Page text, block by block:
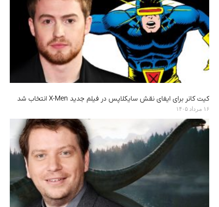
کیت کانر برای ایفای نقش سایکلاپس در فیلم جدید X-Men انتخاب شد
۱۶ مرداد ۱۴۰۵